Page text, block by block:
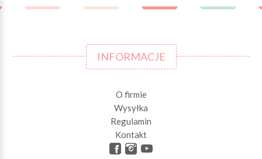
INFORMACJE
O firmie
Wysyłka
Regulamin
Kontakt